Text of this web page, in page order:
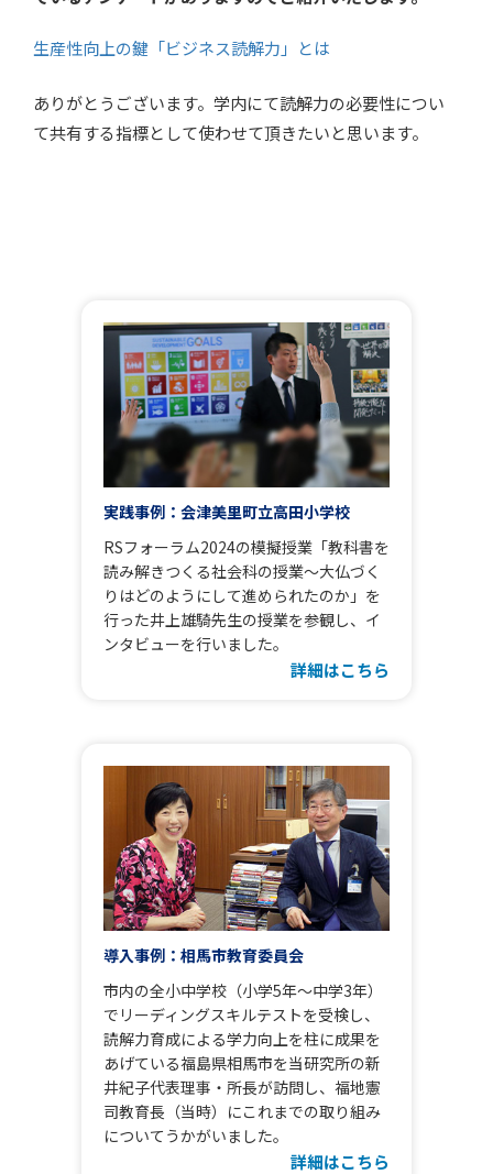
生産性向上の鍵「ビジネス読解力」とは
ありがとうございます。学内にて読解力の必要性につい
て共有する指標として使わせて頂きたいと思います。
実践事例：会津美里町立高田小学校
RSフォーラム2024の模擬授業「教科書を
読み解きつくる社会科の授業～大仏づく
りはどのようにして進められたのか」を
行った井上雄騎先生の授業を参観し、イ
ンタビューを行いました。
詳細はこちら
導入事例：相馬市教育委員会
市内の全小中学校（小学5年～中学3年）
でリーディングスキルテストを受検し、
読解力育成による学力向上を柱に成果を
あげている福島県相馬市を当研究所の新
井紀子代表理事・所長が訪問し、福地憲
司教育長（当時）にこれまでの取り組み
についてうかがいました。
詳細はこちら